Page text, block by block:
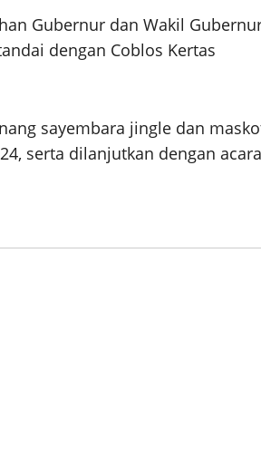
Gubernur dan Wakil
dengan Coblos Kertas
sayembara jingle dan
serta dilanjutkan dengan acara